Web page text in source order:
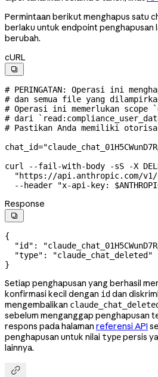
Permintaan berikut menghapus satu
berlaku untuk endpoint penghapusan
berubah.
cURL

# PERINGATAN: Operasi ini
# dan semua file yang
# Operasi ini memerlukan scope
# dari
# Pastikan Anda memiliki
chat_id=
curl
--fail-with-body -sS -X
"https://api.anthropic.com/
  --header
"x-api-key:
Response

{
  "id"
:
  "type"
:
"claude_chat_deleted"
}
Setiap penghapusan yang berhasil
konfirmasi kecil dengan iddan
mengembalikan
sebelum menganggap penghapusan
respons pada halaman referensi API
penghapusan untuk nilai typepersis
lainnya.
